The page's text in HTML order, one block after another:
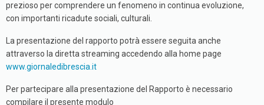
prezioso per comprendere un fenomeno in continua evoluzione,
con importanti ricadute sociali, culturali.
La presentazione del rapporto potrà essere seguita anche
attraverso la diretta streaming accedendo alla home page
www.giornaledibrescia.it
Per partecipare alla presentazione del Rapporto è necessario
compilare il presente modulo